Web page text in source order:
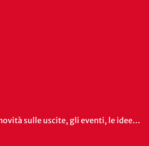
sulle uscite, gli eventi, le idee…